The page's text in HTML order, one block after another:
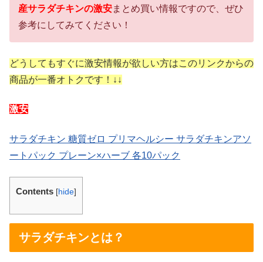
産サラダチキンの激安まとめ買い情報ですので、ぜひ
参考にしてみてください！
どうしてもすぐに激安情報が欲しい方はこのリンクからの
商品が一番オトクです！↓↓
激安
サラダチキン 糖質ゼロ プリマヘルシー サラダチキンアソ
ートパック プレーン×ハーブ 各10パック
Contents [hide]
サラダチキンとは？